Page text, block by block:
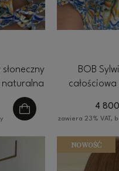
naturalna
BOB
4
zawiera 23% VAT,
NOWOŚĆ